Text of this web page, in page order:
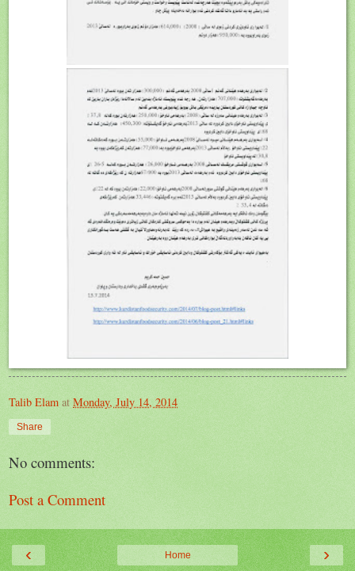
Talib Elam at Monday, July 14, 2014
Share
No comments:
Post a Comment
‹ ›
Home